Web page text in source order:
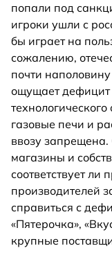
попали под
игроки ушли с
бы играет на
сожалению,
почти
ощущает дефицит
газовые печи и
ввозу запрещена.
магазины и
соответствует ли
производителей
справиться с
«Пятерочка»,
крупные